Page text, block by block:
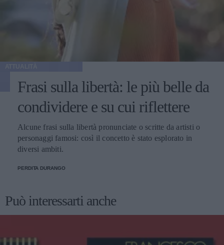
Frasi sulla libertà: le più belle da
condividere e su cui riflettere
Alcune frasi sulla libertà pronunciate o scritte da artisti o
personaggi famosi: così il concetto è stato esplorato in
diversi ambiti.
PERDITA DURANGO
Può interessarti anche